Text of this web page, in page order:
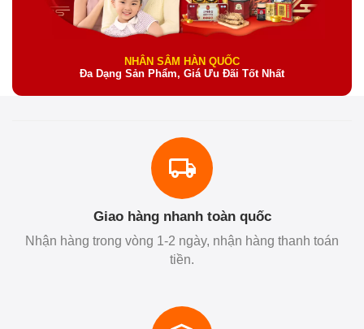
NHÂN SÂM HÀN QUỐC
Đa Dạng Sản Phẩm, Giá Ưu Đãi Tốt Nhất
Giao hàng nhanh toàn quốc
Nhận hàng trong vòng 1-2 ngày, nhận hàng thanh toán
tiền.